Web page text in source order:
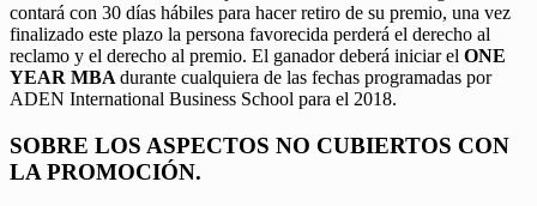
contará con 30 días hábiles para hacer retiro de su premio, una vez
finalizado este plazo la persona favorecida perderá el derecho al
reclamo y el derecho al premio. El ganador deberá iniciar el ONE
YEAR MBA durante cualquiera de las fechas programadas por
ADEN International Business School para el 2018.
SOBRE LOS ASPECTOS NO CUBIERTOS CON
LA PROMOCIÓN.